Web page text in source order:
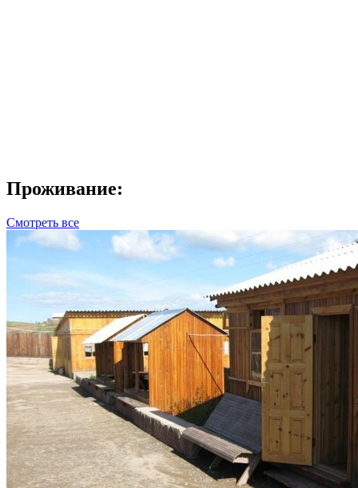
Проживание:
Смотреть все